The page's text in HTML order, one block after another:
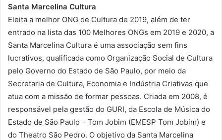
Santa Marcelina Cultura
Eleita a melhor ONG de Cultura de 2019, além de ter
entrado na lista das 100 Melhores ONGs em 2019 e 2020, a
Santa Marcelina Cultura é uma associação sem fins
lucrativos, qualificada como Organização Social de Cultura
pelo Governo do Estado de São Paulo, por meio da
Secretaria de Cultura, Economia e Indústria Criativas que
atua com a missão de formar pessoas. Criada em 2008, é
responsável pela gestão do GURI, da Escola de Música do
Estado de São Paulo – Tom Jobim (EMESP Tom Jobim) e
do Theatro São Pedro. O objetivo da Santa Marcelina